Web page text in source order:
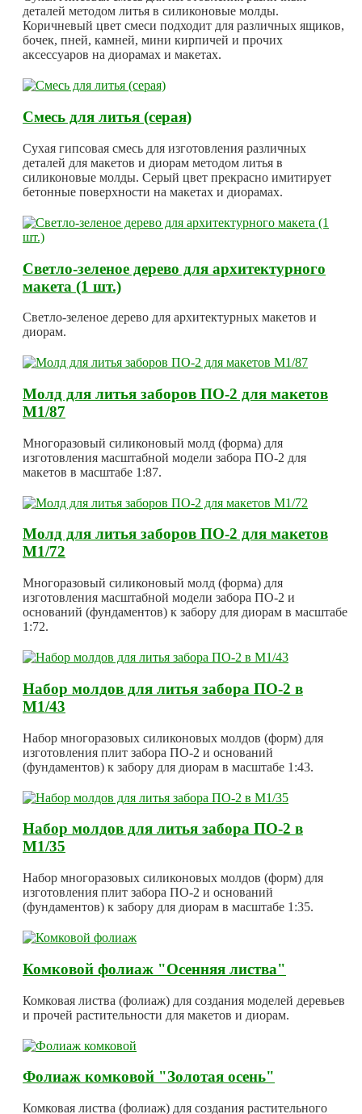
деталей методом литья в силиконовые молды.
Коричневый цвет смеси подходит для различных ящиков,
бочек, пней, камней, мини кирпичей и прочих
аксессуаров на диорамах и макетах.
Смесь для литья (серая)
Сухая гипсовая смесь для изготовления различных
деталей для макетов и диорам методом литья в
силиконовые молды. Серый цвет прекрасно имитирует
бетонные поверхности на макетах и диорамах.
Светло-зеленое дерево для архитектурного
макета (1 шт.)
Светло-зеленое дерево для архитектурных макетов и
диорам.
Молд для литья заборов ПО-2 для макетов
М1/87
Многоразовый силиконовый молд (форма) для
изготовления масштабной модели забора ПО-2 для
макетов в масштабе 1:87.
Молд для литья заборов ПО-2 для макетов
М1/72
Многоразовый силиконовый молд (форма) для
изготовления масштабной модели забора ПО-2 и
оснований (фундаментов) к забору для диорам в масштабе
1:72.
Набор молдов для литья забора ПО-2 в
М1/43
Набор многоразовых силиконовых молдов (форм) для
изготовления плит забора ПО-2 и оснований
(фундаментов) к забору для диорам в масштабе 1:43.
Набор молдов для литья забора ПО-2 в
М1/35
Набор многоразовых силиконовых молдов (форм) для
изготовления плит забора ПО-2 и оснований
(фундаментов) к забору для диорам в масштабе 1:35.
Комковой фолиаж "Осенняя листва"
Комковая листва (фолиаж) для создания моделей деревьев
и прочей растительности для макетов и диорам.
Фолиаж комковой "Золотая осень"
Комковая листва (фолиаж) для создания растительного